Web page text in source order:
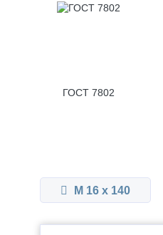
ГОСТ 7802
М 16 x 140